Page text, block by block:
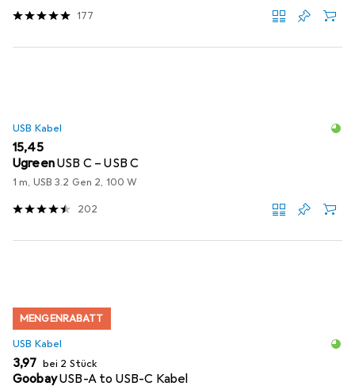
177
USB Kabel
EUR
15,45
UgreenUSB C – USB C
1 m, USB 3.2 Gen 2, 100 W
202
MENGENRABATT
USB Kabel
EUR
3,97 bei 2 Stück
GoobayUSB-A to USB-C Kabel